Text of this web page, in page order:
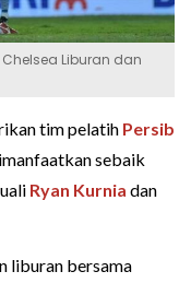
Chelsea Liburan dan
tim pelatih Persib
sebaik
Ryan Kurnia dan
liburan bersama